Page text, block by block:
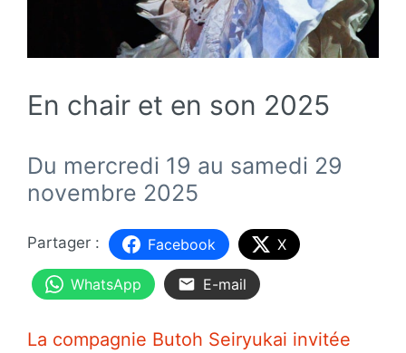
En chair et en son 2025
Du mercredi 19 au samedi 29
novembre 2025
Facebook X
WhatsApp E-mail
La compagnie Butoh Seiryukai invitée